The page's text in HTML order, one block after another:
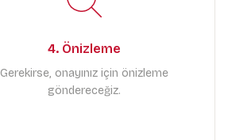
4. Önizleme
Gerekirse, onayınız için önizleme
göndereceğiz.